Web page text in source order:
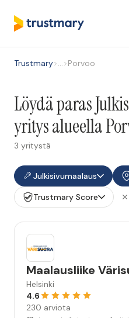
Trustmary>…>Porvoo
Löydä paras
yritys alueella
3 yritystä
Julkisivumaalaus
Trustmary Score
Maalausliike
Helsinki
4.6
230 arviota